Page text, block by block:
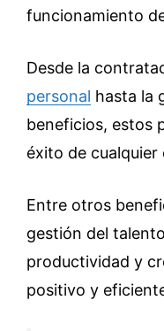
funcionamiento
Desde la
personal hasta la
beneficios, estos
éxito de cualquier
Entre otros
gestión del
productividad y
positivo y